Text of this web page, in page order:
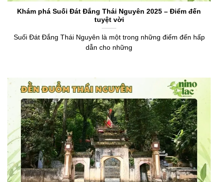
Khám phá Suối Đát Đắng Thái Nguyên 2025 – Điểm đến
tuyệt vời
Suối Đát Đắng Thái Nguyên là một trong những điểm đến hấp
dẫn cho những